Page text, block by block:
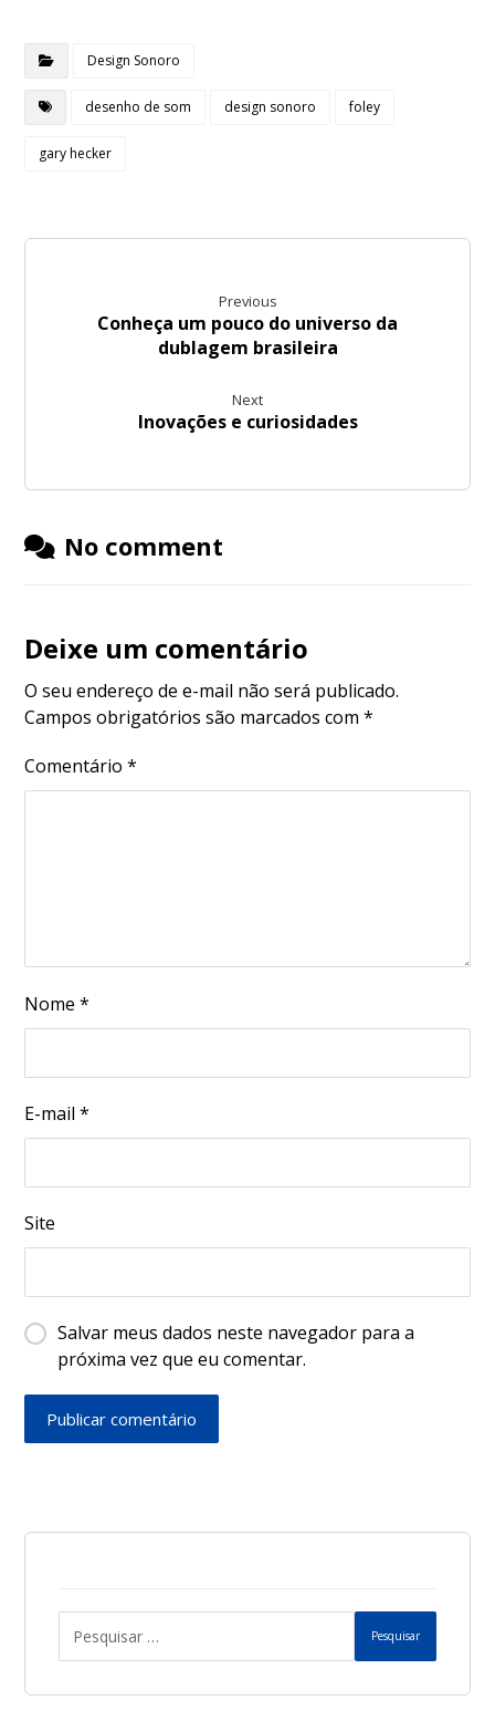
Design Sonoro
desenho de som design sonoro foley
gary hecker
Previous
Conheça um pouco do universo da
dublagem brasileira
Next
Inovações e curiosidades
No comment
Deixe um comentário
O seu endereço de e-mail não será publicado.
Campos obrigatórios são marcados com*
Comentário*
Nome*
E-mail*
Site
Salvar meus dados neste navegador para a
próxima vez que eu comentar.
Publicar comentário
Pesquisar